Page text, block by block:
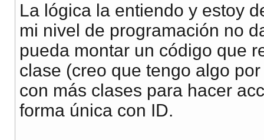
La lógica la entiendo y estoy
mi nivel de programación no
pueda montar un código que
clase (creo que tengo algo
con más clases para hacer
forma única con ID.